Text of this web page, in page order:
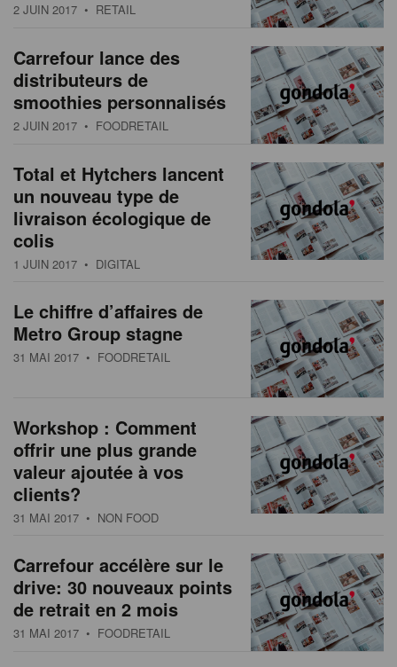
2 JUIN 2017 • RETAIL
Carrefour lance des
distributeurs de
smoothies personnalisés
2 JUIN 2017 • FOODRETAIL
Total et Hytchers lancent
un nouveau type de
livraison écologique de
colis
1 JUIN 2017 • DIGITAL
Le chiffre d’affaires de
Metro Group stagne
31 MAI 2017 • FOODRETAIL
Workshop : Comment
offrir une plus grande
valeur ajoutée à vos
clients?
31 MAI 2017 • NON FOOD
Carrefour accélère sur le
drive: 30 nouveaux points
de retrait en 2 mois
31 MAI 2017 • FOODRETAIL